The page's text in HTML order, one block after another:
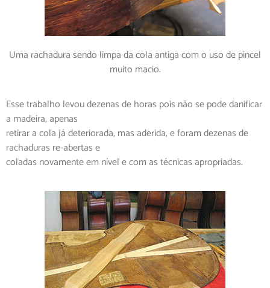
Uma rachadura sendo limpa da cola antiga com o uso de pincel
muito macio.
Esse trabalho levou dezenas de horas pois não se pode danificar
a madeira, apenas
retirar a cola já deteriorada, mas aderida, e foram dezenas de
rachaduras re-abertas e
coladas novamente em nível e com as técnicas apropriadas.